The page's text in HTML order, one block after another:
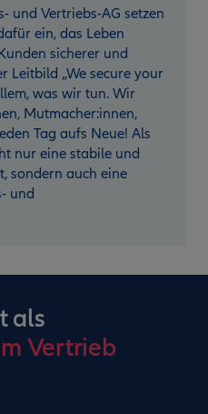
und Vertriebs-AG setzen
ein, das Leben
sicherer und
Leitbild „We secure your
was wir tun. Wir
Mutmacher:innen,
Tag aufs Neue! Als
nur eine stabile und
sondern auch eine
und
als
Vertrieb